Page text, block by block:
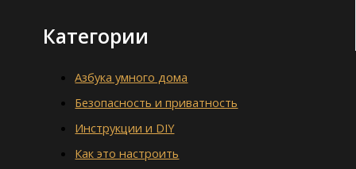
Категории
Азбука умного дома
Безопасность и приватность
Инструкции и DIY
Как это настроить